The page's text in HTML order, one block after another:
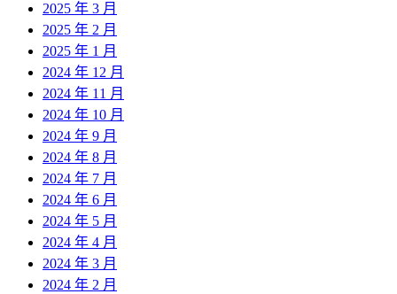
2025 年 3 月
2025 年 2 月
2025 年 1 月
2024 年 12 月
2024 年 11 月
2024 年 10 月
2024 年 9 月
2024 年 8 月
2024 年 7 月
2024 年 6 月
2024 年 5 月
2024 年 4 月
2024 年 3 月
2024 年 2 月